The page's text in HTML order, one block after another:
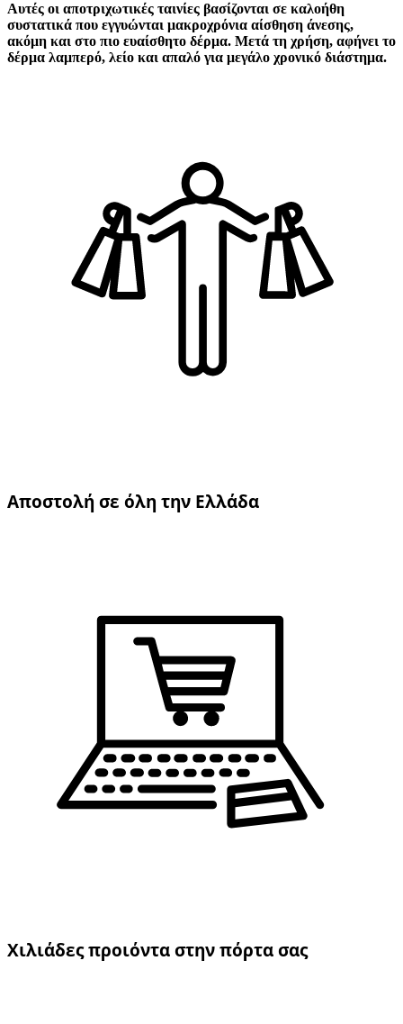
Αυτές οι αποτριχωτικές ταινίες βασίζονται σε καλοήθη
συστατικά που εγγυώνται μακροχρόνια αίσθηση άνεσης,
ακόμη και στο πιο ευαίσθητο δέρμα. Μετά τη χρήση, αφήνει το
δέρμα λαμπερό, λείο και απαλό για μεγάλο χρονικό διάστημα.
Αποστολή σε όλη την Ελλάδα
Χιλιάδες προιόντα στην πόρτα σας